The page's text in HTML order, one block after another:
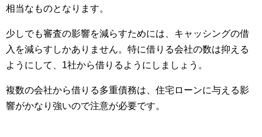
相当なものとなります。
少しでも審査の影響を減らすためには、キャッシングの借
入を減らすしかありません。特に借りる会社の数は抑える
ようにして、1社から借りるようにしましょう。
複数の会社から借りる多重債務は、住宅ローンに与える影
響がかなり強いので注意が必要です。